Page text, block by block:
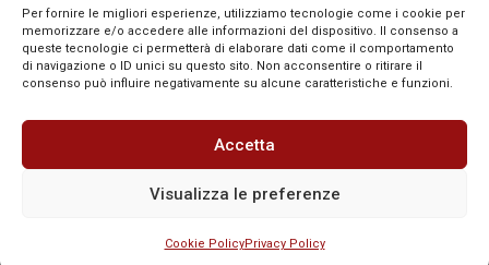
Per fornire le migliori esperienze, utilizziamo tecnologie come i cookie per
memorizzare e/o accedere alle informazioni del dispositivo. Il consenso a
queste tecnologie ci permetterà di elaborare dati come il comportamento
di navigazione o ID unici su questo sito. Non acconsentire o ritirare il
consenso può influire negativamente su alcune caratteristiche e funzioni.
Accetta
Visualizza le preferenze
Cookie PolicyPrivacy Policy
indicazione. La riproduzione totale o parziale dei contenuti è consentita
solo previa autorizzazione o citando chiaramente la fonte, con link diretto
alla pagina originale, quando previsto. I contenuti provenienti da terze
parti sono pubblicati a fini informativi e restano di proprietà dei legittimi
titolari dei diritti. Se un contenuto viola diritti d’autore o norme vigenti, è
possibile segnalarlo per la verifica e l’eventuale rimozione tramite
comunicazione mail all'indirizzo redazione@news-town.it